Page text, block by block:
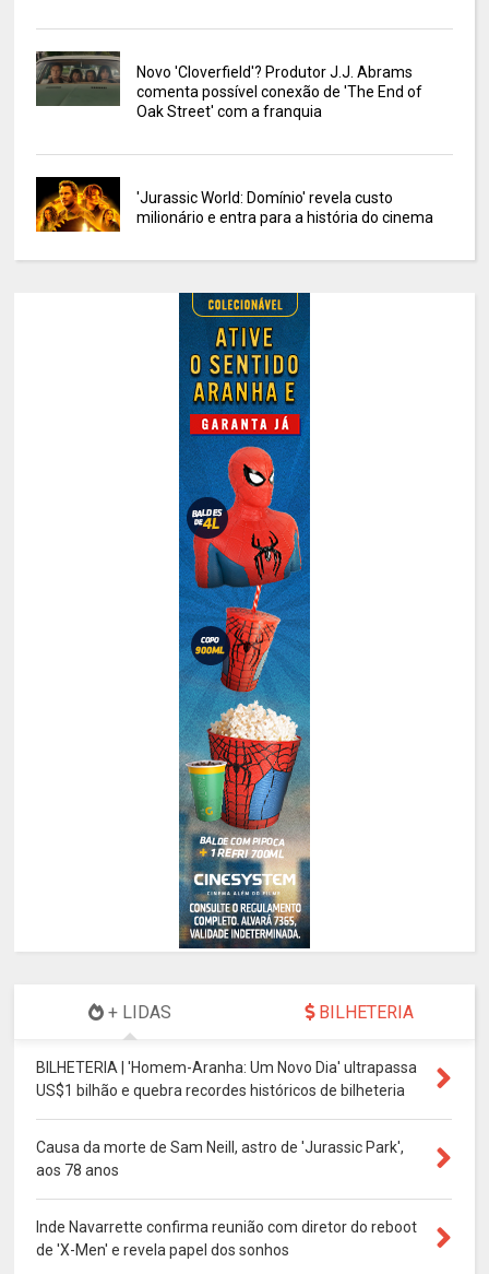
Novo 'Cloverfield'? Produtor J.J. Abrams
comenta possível conexão de 'The End of
Oak Street' com a franquia
'Jurassic World: Domínio' revela custo
milionário e entra para a história do cinema
+ LIDAS BILHETERIA
BILHETERIA | 'Homem-Aranha: Um Novo Dia' ultrapassa
US$1 bilhão e quebra recordes históricos de bilheteria
Causa da morte de Sam Neill, astro de 'Jurassic Park',
aos 78 anos
Inde Navarrette confirma reunião com diretor do reboot
de 'X-Men' e revela papel dos sonhos